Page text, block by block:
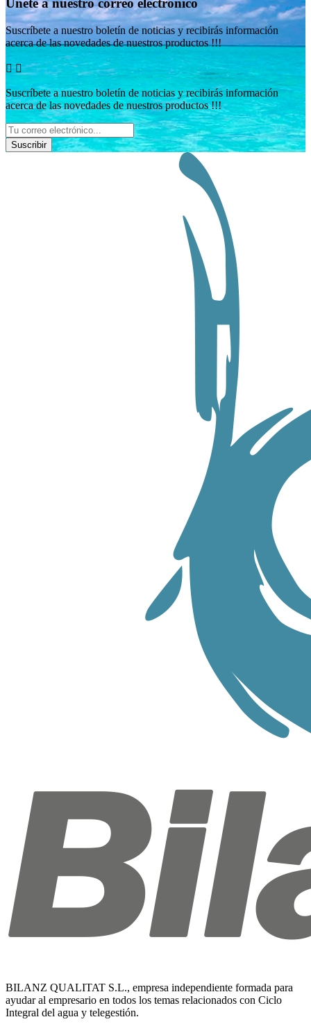
Únete a nuestro correo electrónico
Suscríbete a nuestro boletín de noticias y recibirás información
acerca de las novedades de nuestros productos !!!
 
Suscríbete a nuestro boletín de noticias y recibirás información
acerca de las novedades de nuestros productos !!!
Suscribir
BILANZ QUALITAT S.L., empresa independiente formada para
ayudar al empresario en todos los temas relacionados con Ciclo
Integral del agua y telegestión.